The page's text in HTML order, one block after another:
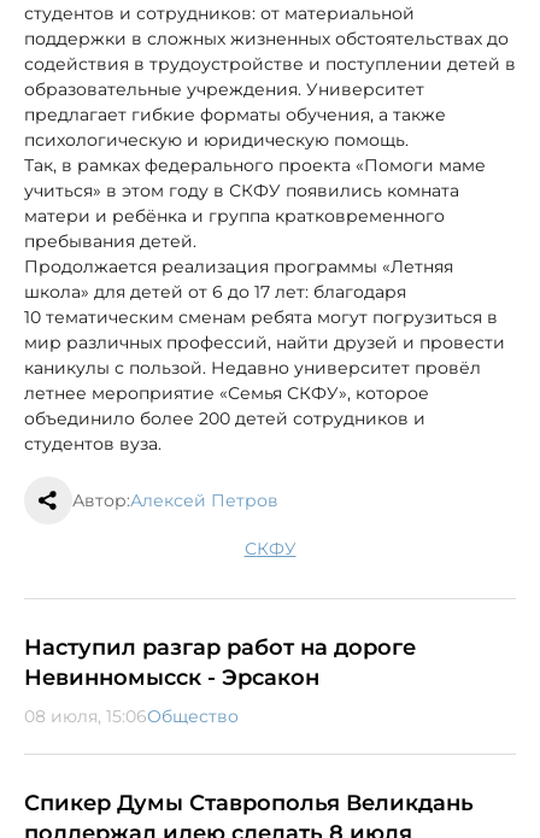
студентов и сотрудников: от материальной
поддержки в сложных жизненных обстоятельствах до
содействия в трудоустройстве и поступлении детей в
образовательные учреждения. Университет
предлагает гибкие форматы обучения, а также
психологическую и юридическую помощь.
Так, в рамках федерального проекта «Помоги маме
учиться» в этом году в СКФУ появились комната
матери и ребёнка и группа кратковременного
пребывания детей.
Продолжается реализация программы «Летняя
школа» для детей от 6 до 17 лет: благодаря
10 тематическим сменам ребята могут погрузиться в
мир различных профессий, найти друзей и провести
каникулы с пользой. Недавно университет провёл
летнее мероприятие «Семья СКФУ», которое
объединило более 200 детей сотрудников и
студентов вуза.
Автор:Алексей Петров
СКФУ
Наступил разгар работ на дороге
Невинномысск - Эрсакон
08 июля, 15:06Общество
Спикер Думы Ставрополья Великдань